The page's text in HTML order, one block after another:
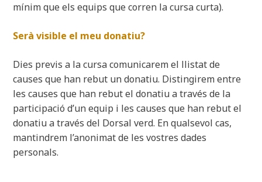
mínim que els equips que corren la cursa curta).
Serà visible el meu donatiu?
Dies previs a la cursa comunicarem el llistat de
causes que han rebut un donatiu. Distingirem entre
les causes que han rebut el donatiu a través de la
participació d’un equip i les causes que han rebut el
donatiu a través del Dorsal verd. En qualsevol cas,
mantindrem l’anonimat de les vostres dades
personals.